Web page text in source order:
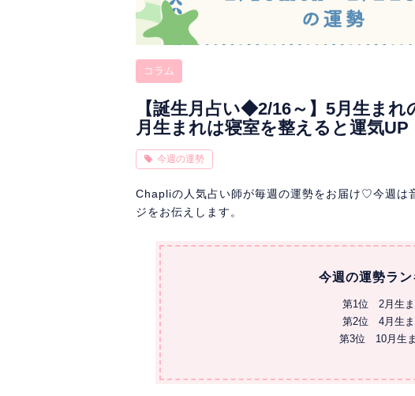
コラム
【誕生月占い◆2/16～】5月生ま
月生まれは寝室を整えると運気UP
今週の運勢
Chapliの人気占い師が毎週の運勢をお届け♡今週は
ジをお伝えします。
今週の運勢ラ
第1位 2月生ま
第2位 4月生ま
第3位 10月生